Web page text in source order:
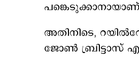
അതിനിടെ,
ജോണ്‍ ബ്രിട്ടാസ്